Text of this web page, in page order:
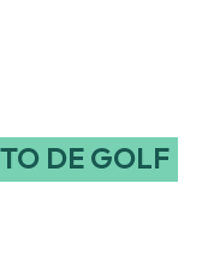
DE GOLF